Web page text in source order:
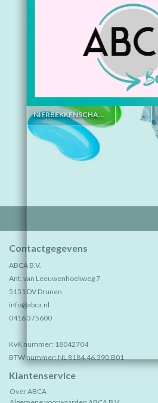
NIERBEKKENSCHAALTJES
Contactgegevens
ABCA B.V.
Ant. van Leeuwenhoekweg 7
5151 DV Drunen
info@abca.nl
0416 375600
KvK nummer: 18042704
BTW nummer: NL 8184.46.390.B01
Klantenservice
Over ABCA